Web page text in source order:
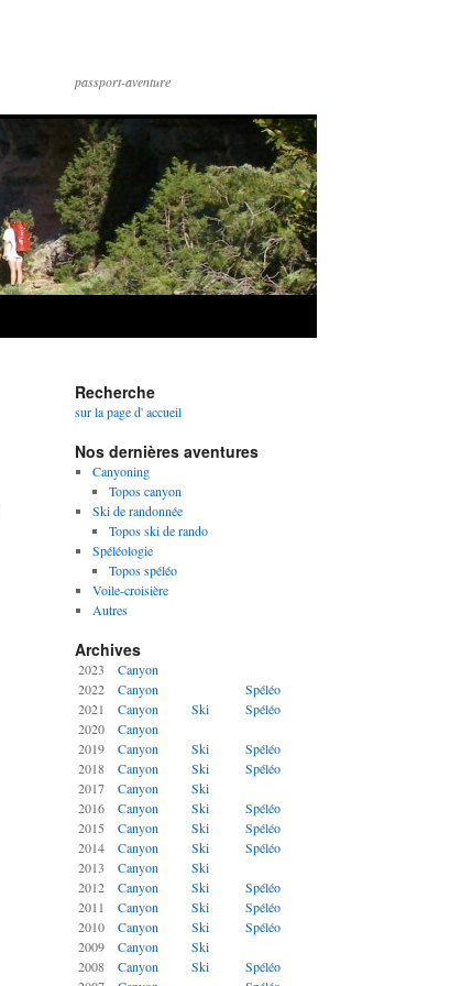
passport-aventure
Recherche
sur la page d' accueil
Nos dernières aventures
Canyoning
Topos canyon
Ski de randonnée
Topos ski de rando
Spéléologie
Topos spéléo
Voile-croisière
Autres
Archives
2023
Canyon
2022
Canyon
Spéléo
2021
Canyon Ski
Spéléo
2020
Canyon
2019
Canyon Ski
Spéléo
2018
Canyon Ski
Spéléo
2017
Canyon
Ski
2016
Canyon Ski
Spéléo
2015
Canyon Ski
Spéléo
2014
Canyon Ski
Spéléo
2013
Canyon
Ski
2012
Canyon Ski
Spéléo
2011
Canyon Ski
Spéléo
2010
Canyon Ski
Spéléo
2009
Canyon
Ski
2008
Canyon Ski
Spéléo